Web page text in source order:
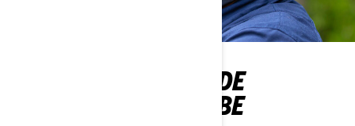
NOUVEAU SYSTÈME DE
COMMUNICATION VIBE